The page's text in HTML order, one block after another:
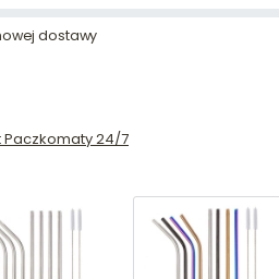
dostawy
Paczkomaty 24/7